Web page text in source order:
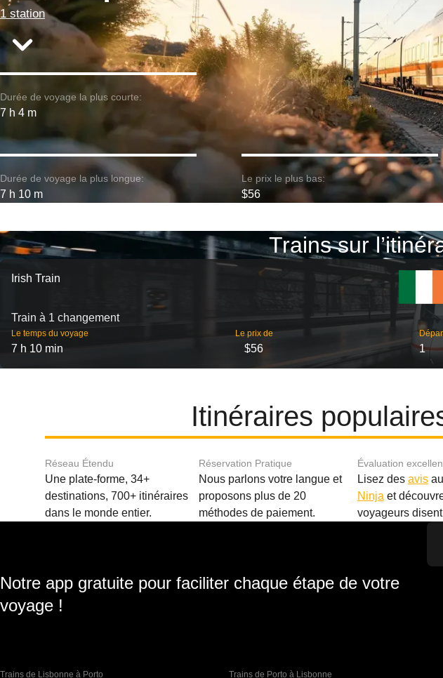
1 station
Durée de voyage la plus courte:
7 h 4 m
Durée de voyage la plus longue:
7 h 10 m
Le prix le plus bas:
$56
Trains sur
Irish Train
Train à 1 changement
Le temps du voyage
7 h 10 min
Le prix de
$56 1
Itinéraires
Réseau Étendu
Une plate-forme, 34+
destinations, 700+ itinéraires
dans le monde entier.
Réservation Pratique
Nous parlons votre langue et
proposons plus de 20
méthodes de paiement.
Évaluation
Lisez des avis
Ninja et
voyageurs
Notre app gratuite pour faciliter chaque étape de votre
voyage !
Trains de Lisbonne à Porto Trains de Porto à Lisbonne